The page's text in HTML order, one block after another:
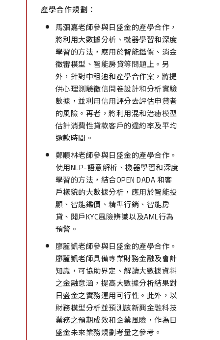
產學合作規劃：
馬瀰嘉老師參與日盛金的產學合作，
將利用大數據分析、機器學習和深度
學習的方法，應用於智能鑑價、消金
徵審模型、智能房貸等問題上。另
外，針對中租迪和產學合作案，將提
供心理測驗徵信問卷設計和分析實驗
數據，並利用信用評分去評估申貸者
的風險。再者，將利用混和治癒模型
估計消費性貸款客戶的違約率及平均
還款時間。
鄭順林老師參與日盛金的產學合作。
使用NLP-語意解析、機器學習和深度
學習的方法，結合OPEN DADA 和客
戶樣貌的大數據分析，應用於智能投
顧、智能鑑價、精準行銷、智能房
貸、開戶KYC風險辨識以及AML行為
預警。
廖麗凱老師參與日盛金的產學合作。
廖麗凱老師具備專業財務金融及會計
知識，可協助界定、解讀大數據資料
之金融意涵，提高大數據分析結果對
日盛金之實務運用可行性。此外，以
財務模型分析並預測該新興金融科技
業務之預期成效和企業風險，作為日
盛金未來業務規劃考量之參考。